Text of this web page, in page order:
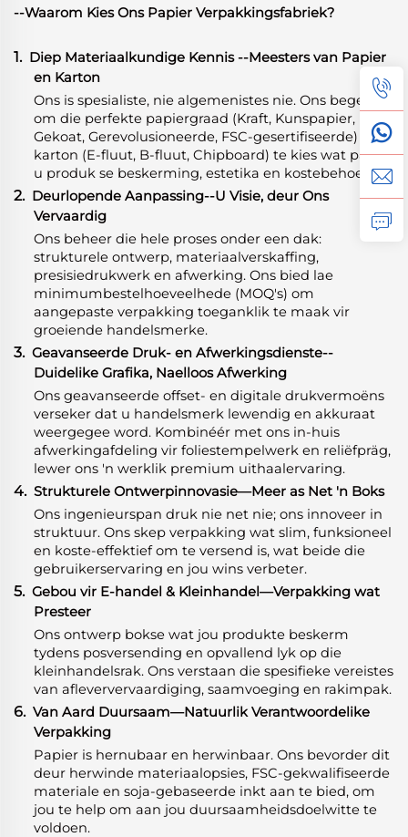
--Waarom Kies Ons Papier Verpakkingsfabriek?
1. Diep Materiaalkundige Kennis--Meesters van Papier
en Karton
Ons is spesialiste, nie algemenistes nie. Ons begelei u
om die perfekte papiergraad (Kraft, Kunspapier,
Gekoat, Gerevolusioneerde, FSC-gesertifiseerde) en
karton (E-fluut, B-fluut, Chipboard) te kies wat pas by
u produk se beskerming, estetika en kostebehoeftes.
2. Deurlopende Aanpassing--U Visie, deur Ons
Vervaardig
Ons beheer die hele proses onder een dak:
strukturele ontwerp, materiaalverskaffing,
presisiedrukwerk en afwerking. Ons bied lae
minimumbestelhoeveelhede (MOQ's) om
aangepaste verpakking toeganklik te maak vir
groeiende handelsmerke.
3. Geavanseerde Druk- en Afwerkingsdienste--
Duidelike Grafika, Naelloos Afwerking
Ons geavanseerde offset- en digitale drukvermoëns
verseker dat u handelsmerk lewendig en akkuraat
weergegee word. Kombinéér met ons in-huis
afwerkingafdeling vir foliestempelwerk en reliëfpräg,
lewer ons 'n werklik premium uithaalervaring.
4. Strukturele Ontwerpinnovasie—Meer as Net 'n Boks
Ons ingenieurspan druk nie net nie; ons innoveer in
struktuur. Ons skep verpakking wat slim, funksioneel
en koste-effektief om te versend is, wat beide die
gebruikerservaring en jou wins verbeter.
5. Gebou vir E-handel & Kleinhandel—Verpakking wat
Presteer
Ons ontwerp bokse wat jou produkte beskerm
tydens posversending en opvallend lyk op die
kleinhandelsrak. Ons verstaan die spesifieke vereistes
van afleververvaardiging, saamvoeging en rakimpak.
6. Van Aard Duursaam—Natuurlik Verantwoordelike
Verpakking
Papier is hernubaar en herwinbaar. Ons bevorder dit
deur herwinde materiaalopsies, FSC-gekwalifiseerde
materiale en soja-gebaseerde inkt aan te bied, om
jou te help om aan jou duursaamheidsdoelwitte te
voldoen.